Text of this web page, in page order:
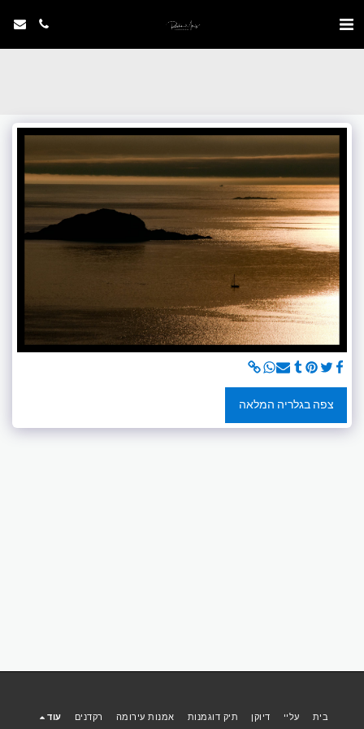
צפה בגלריה המלאה
בית עליי דיוקן תיק דוגמנות אמנות עירומה רקדנים עוד